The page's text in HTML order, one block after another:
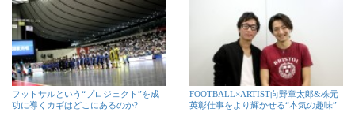
フットサルという“プロジェクト”を成
功に導くカギはどこにあるのか?
FOOTBALL×ARTIST向野章太郎&株元
英彰仕事をより輝かせる“本気の趣味”